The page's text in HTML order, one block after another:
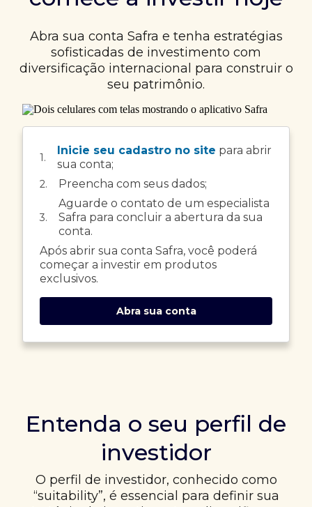
Abra sua conta Safra e tenha estratégias
sofisticadas de investimento com
diversificação internacional para construir o
seu patrimônio.
1.
Inicie seu cadastro no site para abrir
sua conta;
2. Preencha com seus dados;
3.
Aguarde o contato de um especialista
Safra para concluir a abertura da sua
conta.
Após abrir sua conta Safra, você poderá
começar a investir em produtos
exclusivos.
Abra sua conta
Entenda o seu perfil de
investidor
O perfil de investidor, conhecido como
“suitability”, é essencial para definir sua